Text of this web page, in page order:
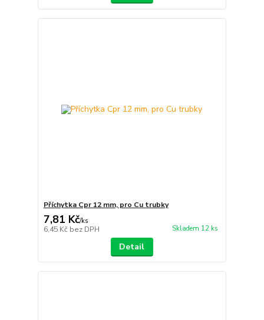
Příchytka Cpr 12 mm, pro Cu trubky
7,81 Kč/ks
6,45 Kč bez DPH Skladem 12 ks
Detail